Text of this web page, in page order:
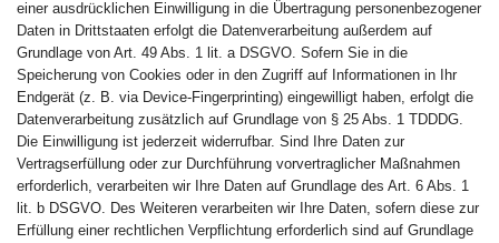
einer ausdrücklichen Einwilligung in die Übertragung personenbezogener
Daten in Drittstaaten erfolgt die Datenverarbeitung außerdem auf
Grundlage von Art. 49 Abs. 1 lit. a DSGVO. Sofern Sie in die
Speicherung von Cookies oder in den Zugriff auf Informationen in Ihr
Endgerät (z. B. via Device-Fingerprinting) eingewilligt haben, erfolgt die
Datenverarbeitung zusätzlich auf Grundlage von § 25 Abs. 1 TDDDG.
Die Einwilligung ist jederzeit widerrufbar. Sind Ihre Daten zur
Vertragserfüllung oder zur Durchführung vorvertraglicher Maßnahmen
erforderlich, verarbeiten wir Ihre Daten auf Grundlage des Art. 6 Abs. 1
lit. b DSGVO. Des Weiteren verarbeiten wir Ihre Daten, sofern diese zur
Erfüllung einer rechtlichen Verpflichtung erforderlich sind auf Grundlage